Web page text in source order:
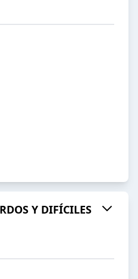
Y DIFÍCILES